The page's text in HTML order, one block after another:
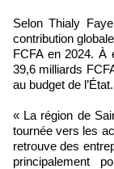
Selon Thialy
contribution
FCFA en 2024. À
39,6 milliards
au budget de l’État.
« La région de
tournée vers les
retrouve des
principalement